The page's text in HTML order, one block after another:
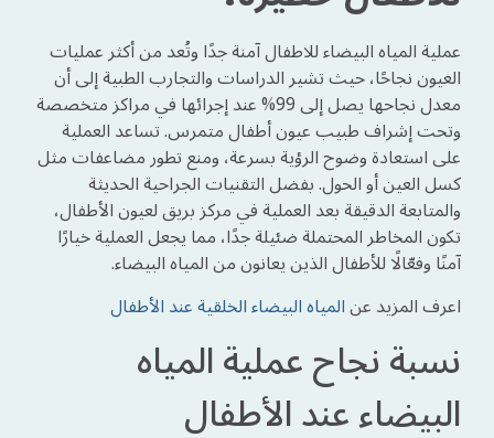
عملية المياه البيضاء للاطفال آمنة جدًا وتُعد من أكثر عمليات
العيون نجاحًا، حيث تشير الدراسات والتجارب الطبية إلى أن
معدل نجاحها يصل إلى 99% عند إجرائها في مراكز متخصصة
وتحت إشراف طبيب عيون أطفال متمرس. تساعد العملية
على استعادة وضوح الرؤية بسرعة، ومنع تطور مضاعفات مثل
كسل العين أو الحول. بفضل التقنيات الجراحية الحديثة
والمتابعة الدقيقة بعد العملية في مركز بريق لعيون الأطفال،
تكون المخاطر المحتملة ضئيلة جدًا، مما يجعل العملية خيارًا
آمنًا وفعّالًا للأطفال الذين يعانون من المياه البيضاء.
اعرف المزيد عنالمياه البيضاء الخلقية عند الأطفال
نسبة نجاح عملية المياه
البيضاء عند الأطفال